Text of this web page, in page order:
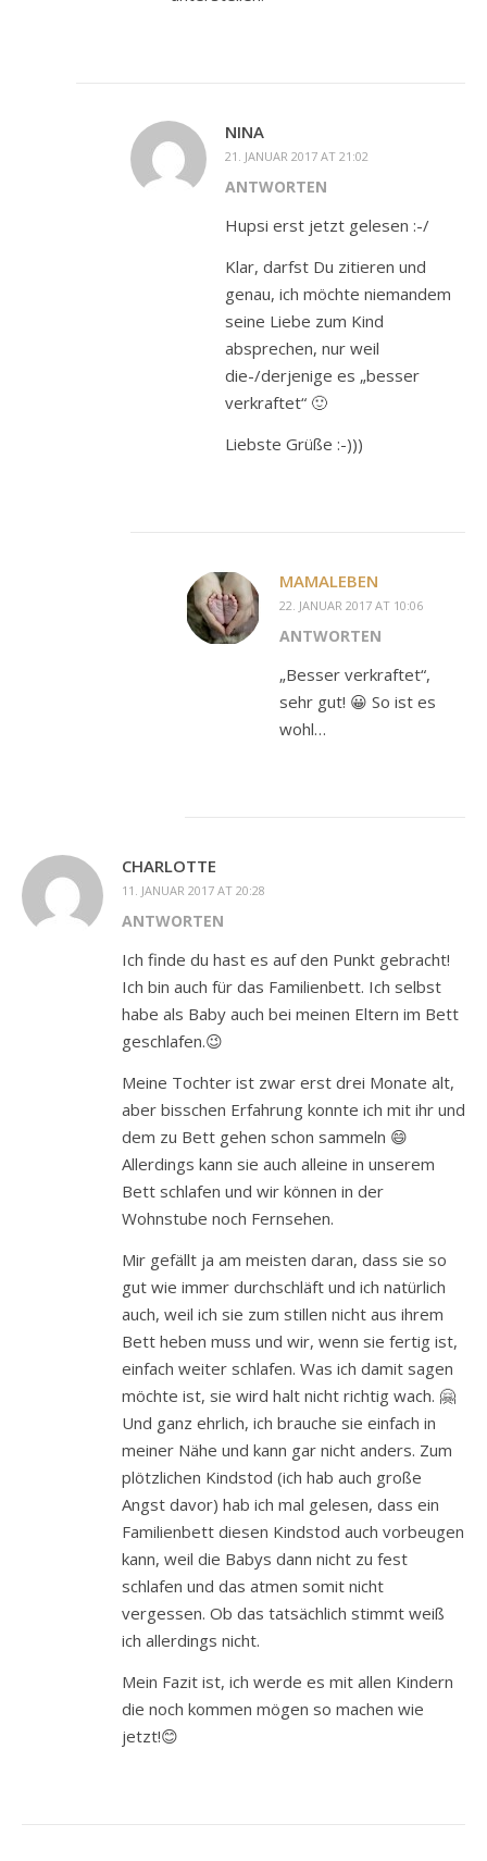
NINA
21. JANUAR 2017 AT 21:02
ANTWORTEN
Hupsi erst jetzt gelesen :-/
Klar, darfst Du zitieren und
genau, ich möchte niemandem
seine Liebe zum Kind
absprechen, nur weil
die-/derjenige es „besser
verkraftet“ 🙂
Liebste Grüße :-)))
MAMALEBEN
22. JANUAR 2017 AT 10:06
ANTWORTEN
„Besser verkraftet“,
sehr gut! 😀 So ist es
wohl…
CHARLOTTE
11. JANUAR 2017 AT 20:28
ANTWORTEN
Ich finde du hast es auf den Punkt gebracht!
Ich bin auch für das Familienbett. Ich selbst
habe als Baby auch bei meinen Eltern im Bett
geschlafen.😉
Meine Tochter ist zwar erst drei Monate alt,
aber bisschen Erfahrung konnte ich mit ihr und
dem zu Bett gehen schon sammeln 😄
Allerdings kann sie auch alleine in unserem
Bett schlafen und wir können in der
Wohnstube noch Fernsehen.
Mir gefällt ja am meisten daran, dass sie so
gut wie immer durchschläft und ich natürlich
auch, weil ich sie zum stillen nicht aus ihrem
Bett heben muss und wir, wenn sie fertig ist,
einfach weiter schlafen. Was ich damit sagen
möchte ist, sie wird halt nicht richtig wach. 🤗
Und ganz ehrlich, ich brauche sie einfach in
meiner Nähe und kann gar nicht anders. Zum
plötzlichen Kindstod (ich hab auch große
Angst davor) hab ich mal gelesen, dass ein
Familienbett diesen Kindstod auch vorbeugen
kann, weil die Babys dann nicht zu fest
schlafen und das atmen somit nicht
vergessen. Ob das tatsächlich stimmt weiß
ich allerdings nicht.
Mein Fazit ist, ich werde es mit allen Kindern
die noch kommen mögen so machen wie
jetzt!😊